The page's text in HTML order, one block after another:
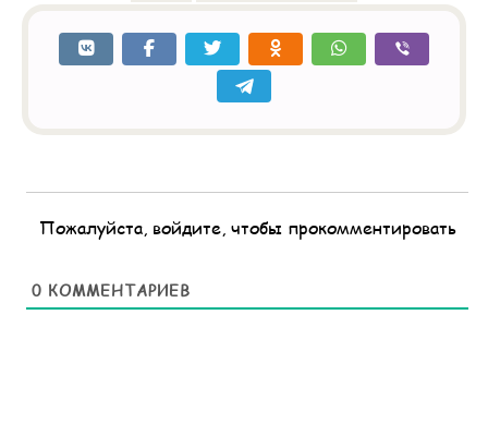
Пожалуйста, войдите, чтобы прокомментировать
0 КОММЕНТАРИЕВ